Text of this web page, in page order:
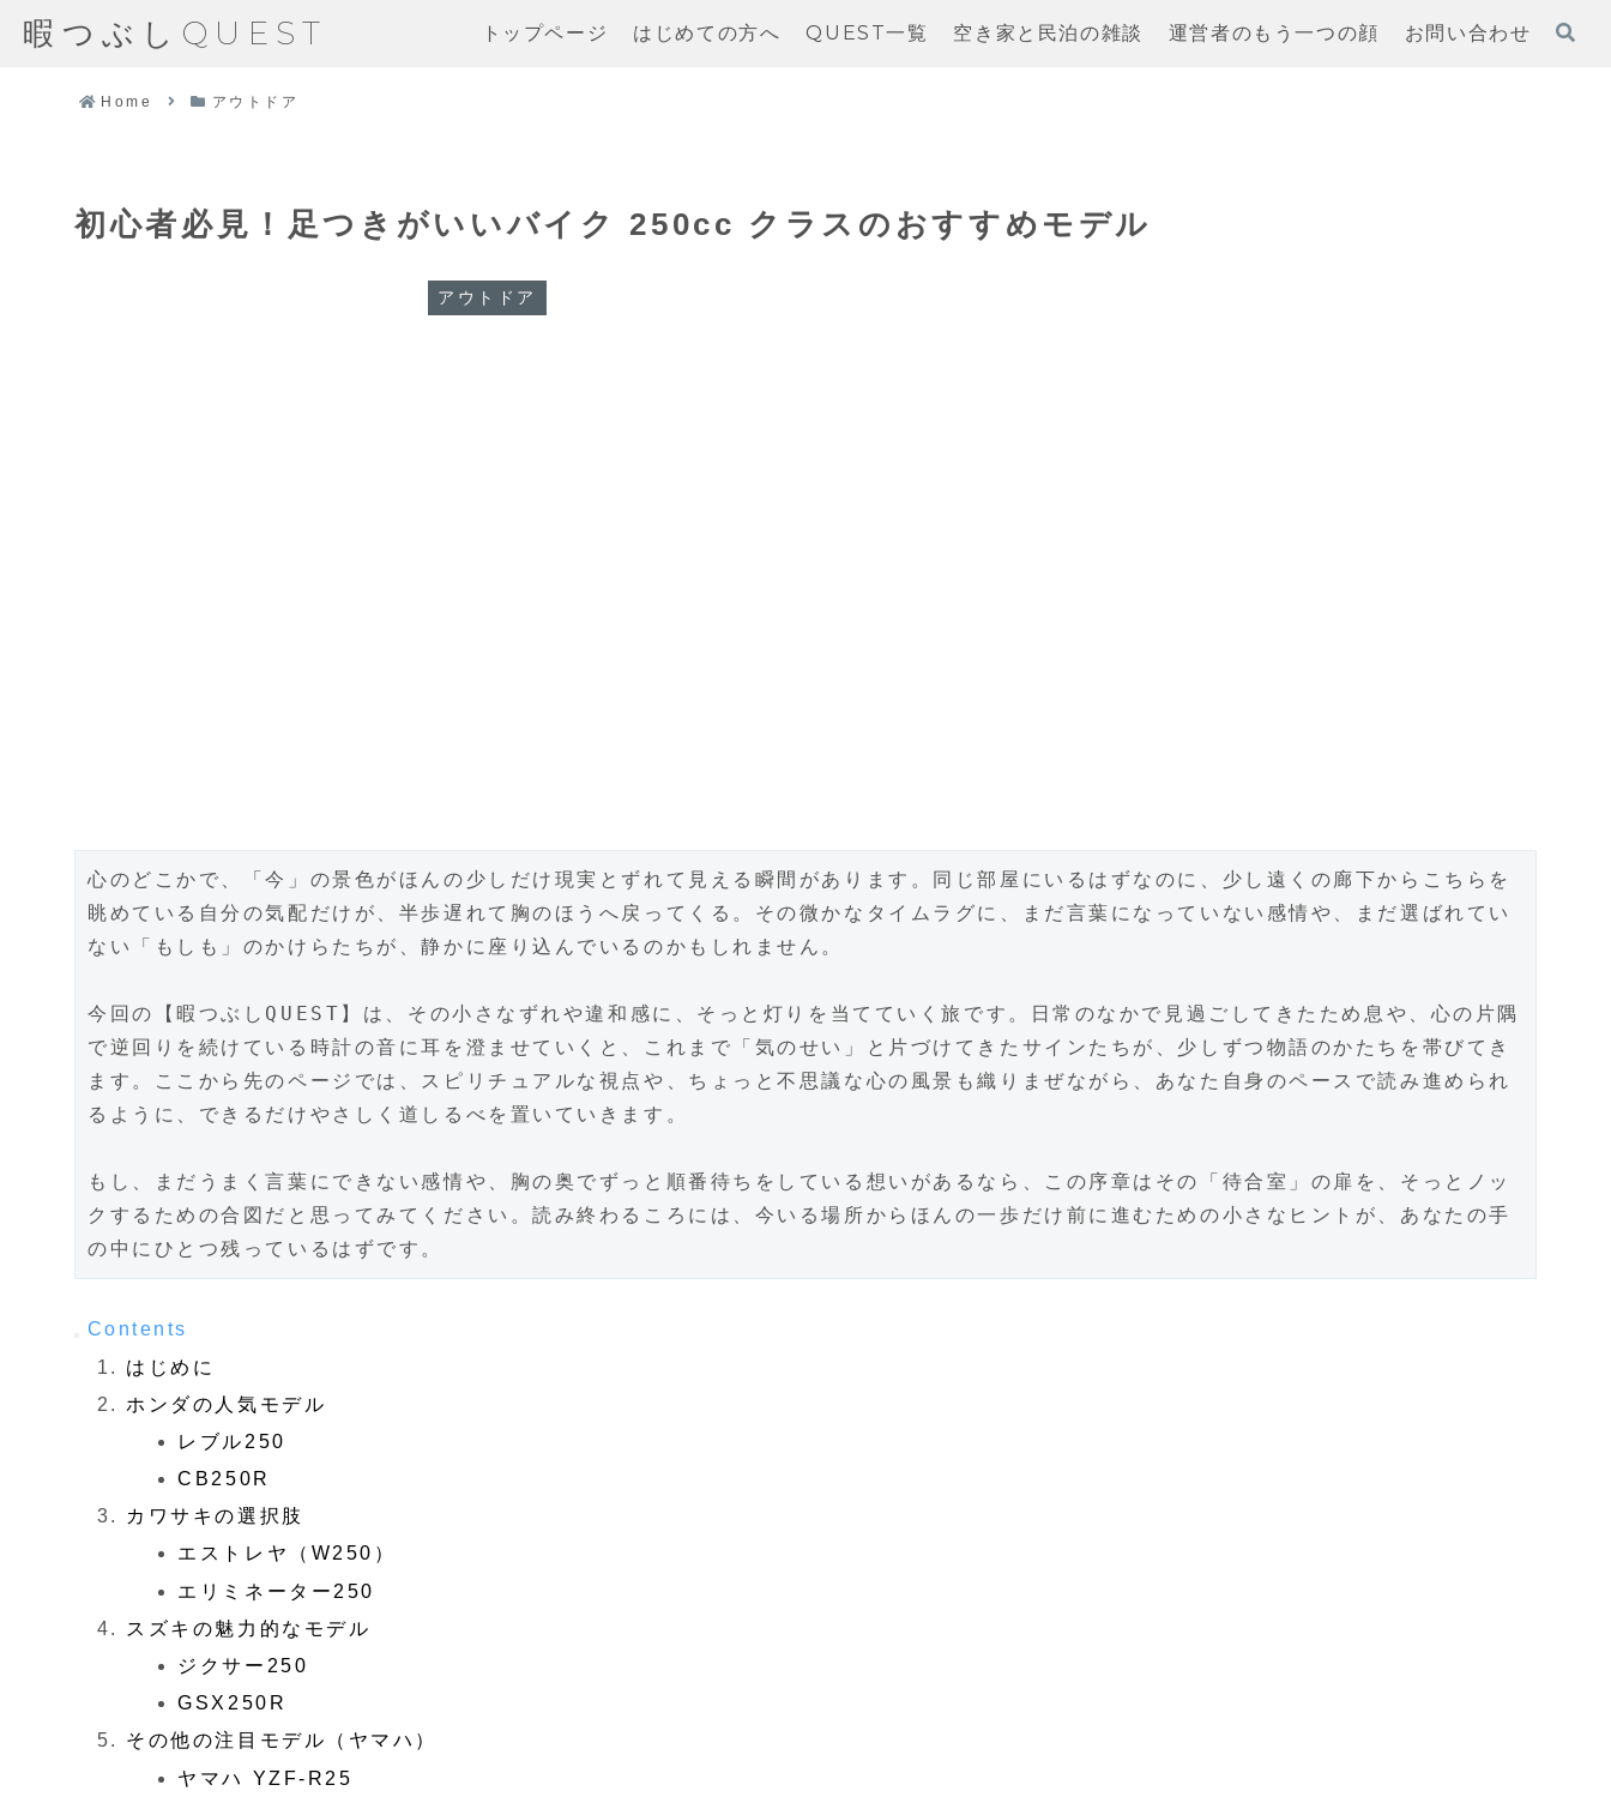
暇つぶしQUEST トップページ はじめての方へ QUEST一覧 空き家と民泊の雑談 運営者のもう一つの顔 お問い合わせ
Home アウトドア
初心者必見！足つきがいいバイク 250cc クラスのおすすめモデル
アウトドア
心のどこかで、「今」の景色がほんの少しだけ現実とずれて見える瞬間があります。同じ部屋にいるはずなのに、少し遠くの廊下からこちらを
眺めている自分の気配だけが、半歩遅れて胸のほうへ戻ってくる。その微かなタイムラグに、まだ言葉になっていない感情や、まだ選ばれてい
ない「もしも」のかけらたちが、静かに座り込んでいるのかもしれません。
今回の【暇つぶしQUEST】は、その小さなずれや違和感に、そっと灯りを当てていく旅です。日常のなかで見過ごしてきたため息や、心の片隅
で逆回りを続けている時計の音に耳を澄ませていくと、これまで「気のせい」と片づけてきたサインたちが、少しずつ物語のかたちを帯びてき
ます。ここから先のページでは、スピリチュアルな視点や、ちょっと不思議な心の風景も織りまぜながら、あなた自身のペースで読み進められ
るように、できるだけやさしく道しるべを置いていきます。
もし、まだうまく言葉にできない感情や、胸の奥でずっと順番待ちをしている想いがあるなら、この序章はその「待合室」の扉を、そっとノッ
クするための合図だと思ってみてください。読み終わるころには、今いる場所からほんの一歩だけ前に進むための小さなヒントが、あなたの手
の中にひとつ残っているはずです。
Contents
はじめに
ホンダの人気モデル
レブル250
CB250R
カワサキの選択肢
エストレヤ（W250）
エリミネーター250
スズキの魅力的なモデル
ジクサー250
GSX250R
その他の注目モデル（ヤマハ）
ヤマハ YZF-R25